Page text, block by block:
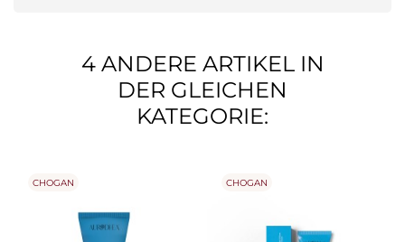
4 ANDERE ARTIKEL IN
DER GLEICHEN
KATEGORIE:
CHOGAN CHOGAN